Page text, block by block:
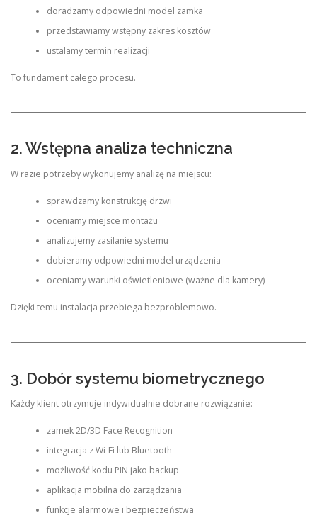
doradzamy odpowiedni model zamka
przedstawiamy wstępny zakres kosztów
ustalamy termin realizacji
To fundament całego procesu.
2. Wstępna analiza techniczna
W razie potrzeby wykonujemy analizę na miejscu:
sprawdzamy konstrukcję drzwi
oceniamy miejsce montażu
analizujemy zasilanie systemu
dobieramy odpowiedni model urządzenia
oceniamy warunki oświetleniowe (ważne dla kamery)
Dzięki temu instalacja przebiega bezproblemowo.
3. Dobór systemu biometrycznego
Każdy klient otrzymuje indywidualnie dobrane rozwiązanie:
zamek 2D/3D Face Recognition
integracja z Wi-Fi lub Bluetooth
możliwość kodu PIN jako backup
aplikacja mobilna do zarządzania
funkcje alarmowe i bezpieczeństwa